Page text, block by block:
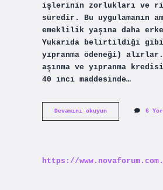
işlerinin zorlukları ve
süredir. Bu uygulamanın
emeklilik yaşına daha
Yukarıda belirtildiği
yıpranma ödeneği)
aşınma ve yıpranma
40 ıncı maddesinde…
Devamını okuyunYıpranma
Payı
6
https://